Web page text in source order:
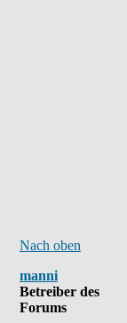
Nach oben
manni
Betreiber des
Forums